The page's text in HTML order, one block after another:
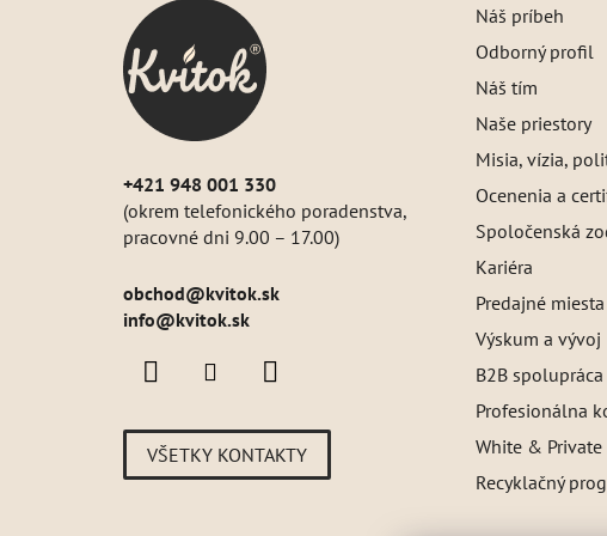
+421 948 001 330
(okrem telefonického poradenstva,
pracovné dni 9.00 – 17.00)
obchod@kvitok.sk
info@kvitok.sk
VŠETKY KONTAKTY
Náš príbeh
Odborný profil
Náš tím
Naše priestory
Misia, vízia,
Ocenenia a
Spoločenská
Kariéra
Predajné
Výskum a vývoj
B2B spolupráca
Profesionálna
White &
Recyklačný